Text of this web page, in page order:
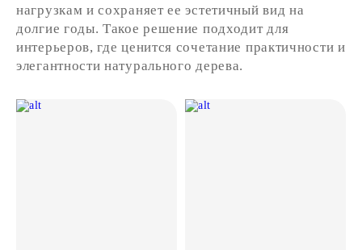
нагрузкам и сохраняет ее эстетичный вид на
долгие годы. Такое решение подходит для
интерьеров, где ценится сочетание практичности и
элегантности натурального дерева.